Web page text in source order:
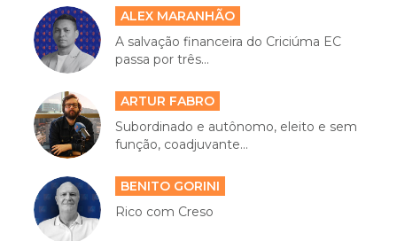
ALEX MARANHÃO
A salvação financeira do Criciúma EC
passa por três...
ARTUR FABRO
Subordinado e autônomo, eleito e sem
função, coadjuvante...
BENITO GORINI
Rico com Creso